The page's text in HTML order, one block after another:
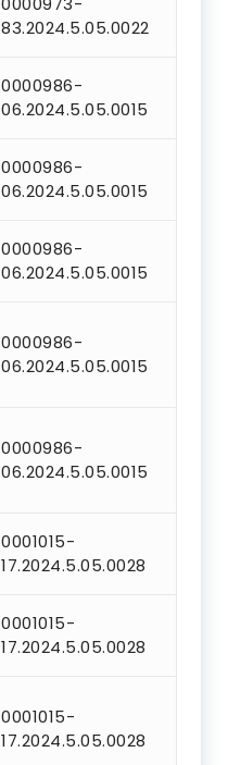
83.2024.5.05.0022
0000986-
06.2024.5.05.0015
0000986-
06.2024.5.05.0015
0000986-
06.2024.5.05.0015
0000986-
06.2024.5.05.0015
0000986-
06.2024.5.05.0015
0001015-
17.2024.5.05.0028
0001015-
17.2024.5.05.0028
0001015-
17.2024.5.05.0028